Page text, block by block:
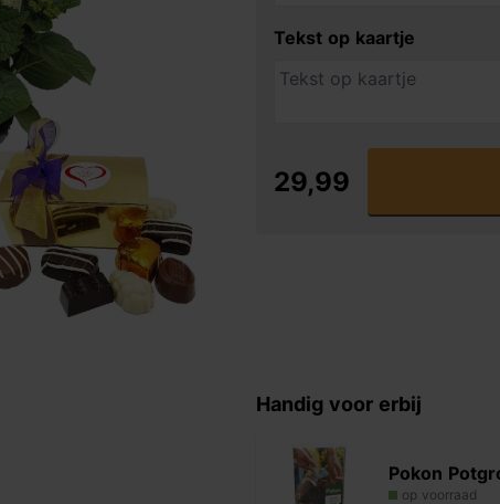
Tekst op kaartje
29,99
Handig voor erbij
Pokon
op voorraad